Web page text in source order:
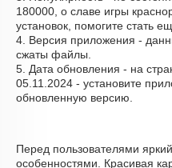
180000, о cлаве игры
установок, помогите стать
4. Версия приложения -
сжаты файлы.
5. Дата обновления - на
05.11.2024 - установите
обновленную версию.
Перед пользователями
особенностями. Красивая